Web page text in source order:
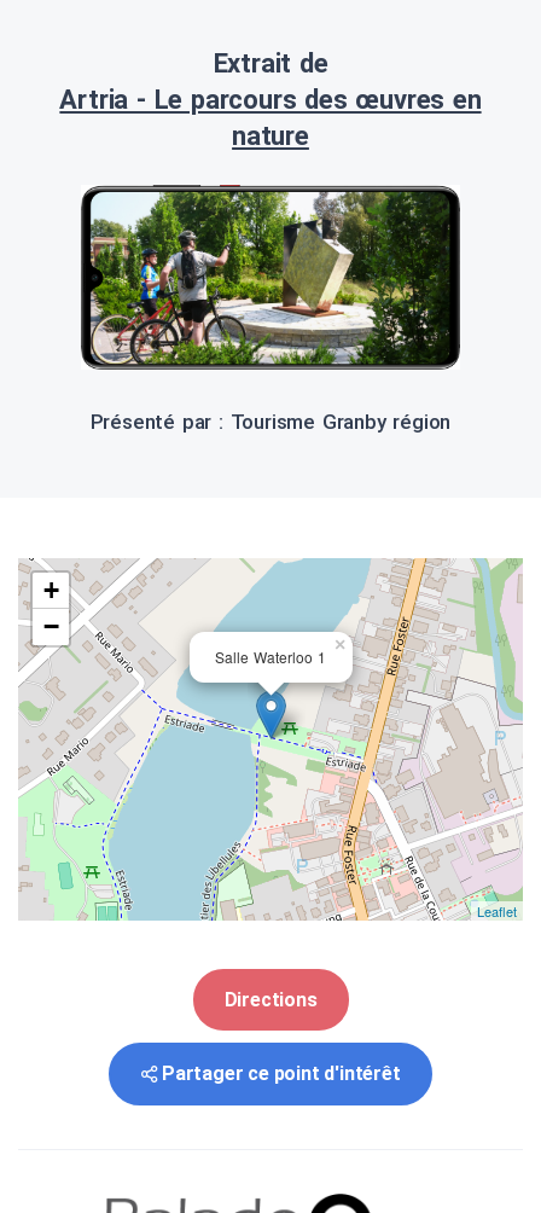
Extrait de
Artria - Le parcours des œuvres en
nature
Présenté par : Tourisme Granby région
Salle Waterloo 1
×
+
−
Leaflet
Directions
Partager ce point d'intérêt